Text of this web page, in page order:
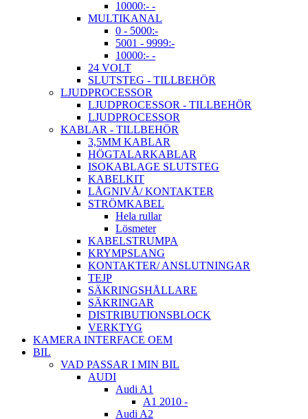
10000:- -
MULTIKANAL
0 - 5000:-
5001 - 9999:-
10000:- -
24 VOLT
SLUTSTEG - TILLBEHÖR
LJUDPROCESSOR
LJUDPROCESSOR - TILLBEHÖR
LJUDPROCESSOR
KABLAR - TILLBEHÖR
3,5MM KABLAR
HÖGTALARKABLAR
ISOKABLAGE SLUTSTEG
KABELKIT
LÅGNIVÅ/ KONTAKTER
STRÖMKABEL
Hela rullar
Lösmeter
KABELSTRUMPA
KRYMPSLANG
KONTAKTER/ ANSLUTNINGAR
TEJP
SÄKRINGSHÅLLARE
SÄKRINGAR
DISTRIBUTIONSBLOCK
VERKTYG
KAMERA INTERFACE OEM
BIL
VAD PASSAR I MIN BIL
AUDI
Audi A1
A1 2010 -
Audi A2